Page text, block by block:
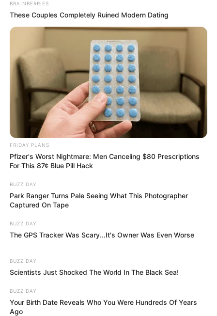
BRAINBERRIES
These Couples Completely Ruined Modern Dating
FRIDAY PLANS
Pfizer's Worst Nightmare: Men Canceling $80 Prescriptions
For This 87¢ Blue Pill Hack
BUZZ DAY
Park Ranger Turns Pale Seeing What This Photographer
Captured On Tape
BUZZ DAY
The GPS Tracker Was Scary...It's Owner Was Even Worse
BUZZ DAY
Scientists Just Shocked The World In The Black Sea!
BUZZ DAY
Your Birth Date Reveals Who You Were Hundreds Of Years
Ago